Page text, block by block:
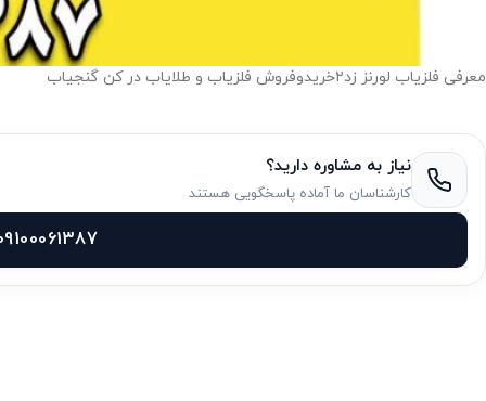
معرفی فلزیاب لورنز زد۲خریدوفروش فلزیاب و طلایاب در کن گنجیاب
نیاز به مشاوره دارید؟
کارشناسان ما آماده پاسخگویی هستند